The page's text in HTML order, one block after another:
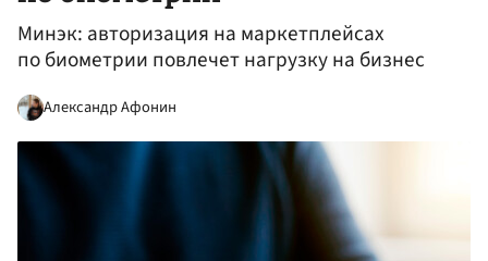
Минэк: авторизация на маркетплейсах
по биометрии повлечет нагрузку на бизнес
Александр Афонин